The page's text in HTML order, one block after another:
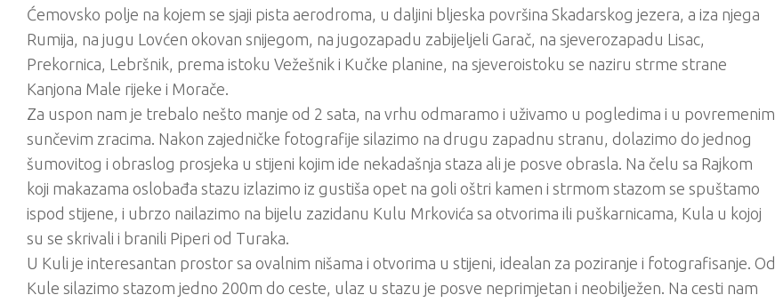
Ćemovsko polje na kojem se sjaji pista aerodroma, u daljini bljeska površina Skadarskog jezera, a iza njega
Rumija, na jugu Lovćen okovan snijegom, na jugozapadu zabijeljeli Garač, na sjeverozapadu Lisac,
Prekornica, Lebršnik, prema istoku Vežešnik i Kučke planine, na sjeveroistoku se naziru strme strane
Kanjona Male rijeke i Morače.
Za uspon nam je trebalo nešto manje od 2 sata, na vrhu odmaramo i uživamo u pogledima i u povremenim
sunčevim zracima. Nakon zajedničke fotografije silazimo na drugu zapadnu stranu, dolazimo do jednog
šumovitog i obraslog prosjeka u stijeni kojim ide nekadašnja staza ali je posve obrasla. Na čelu sa Rajkom
koji makazama oslobađa stazu izlazimo iz gustiša opet na goli oštri kamen i strmom stazom se spuštamo
ispod stijene, i ubrzo nailazimo na bijelu zazidanu Kulu Mrkovića sa otvorima ili puškarnicama, Kula u kojoj
su se skrivali i branili Piperi od Turaka.
U Kuli je interesantan prostor sa ovalnim nišama i otvorima u stijeni, idealan za poziranje i fotografisanje. Od
Kule silazimo stazom jedno 200m do ceste, ulaz u stazu je posve neprimjetan i neobilježen. Na cesti nam